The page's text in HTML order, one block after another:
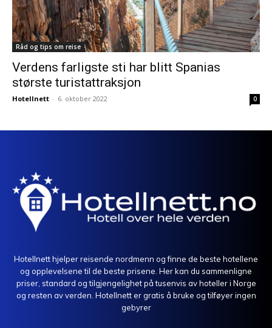
Råd og tips om reise
Verdens farligste sti har blitt Spanias
største turistattraksjon
Hotellnett - 6. oktober 2022 0
Hotellnett hjelper reisende nordmenn og finne de beste hotellene
og opplevelsene til de beste prisene. Her kan du sammenligne
priser, standard og tilgjengelighet på tusenvis av hoteller i Norge
og resten av verden. Hotellnett er gratis å bruke og tilføyer ingen
gebyrer